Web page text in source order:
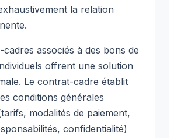
la relation
associés à des bons de
offrent une solution
Le contrat-cadre établit
conditions générales
modalités de paiement,
confidentialité)